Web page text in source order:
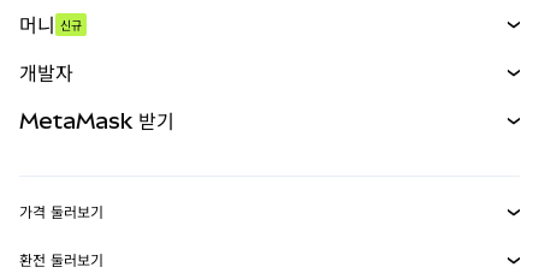
무기한 선물
실물자산
머니 신규
개발자
MetaMask Connect
MetaMask 받기
가격 둘러보기
이더리움 가격
환전 둘러보기